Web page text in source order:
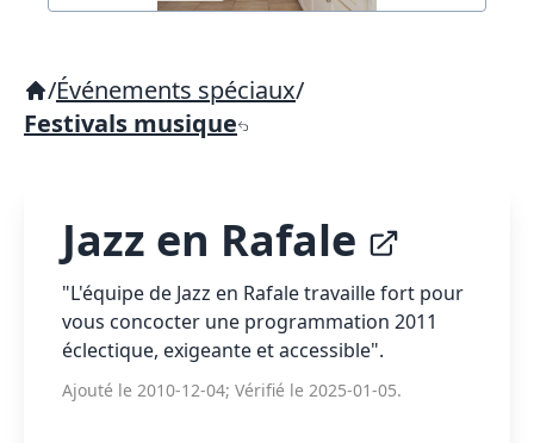
/Événements spéciaux/
Festivals musique
Jazz en Rafale
"L'équipe de Jazz en Rafale travaille fort pour
vous concocter une programmation 2011
éclectique, exigeante et accessible".
Ajouté le 2010-12-04; Vérifié le 2025-01-05.